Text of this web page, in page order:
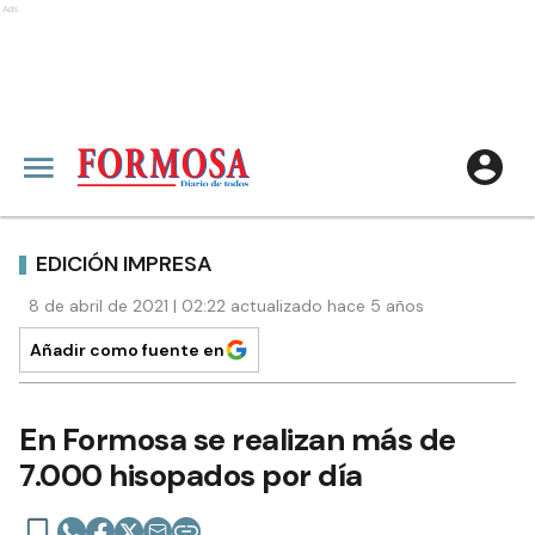
Ads
EDICIÓN IMPRESA
8 de abril de 2021 | 02:22 actualizado hace 5 años
Añadir como fuente en
En Formosa se realizan más de
7.000 hisopados por día